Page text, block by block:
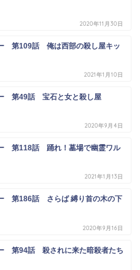
2020年11月30日
第109話 俺は西部の殺し屋キッ
2021年1月10日
第49話 宝石と女と殺し屋
2020年9月4日
第118話 踊れ！墓場で幽霊ワル
2021年1月13日
第186話 さらば 縛り首の木の下
2020年9月16日
第94話 殺されに来た暗殺者たち